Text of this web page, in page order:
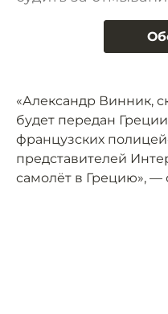
«Александр Винник,
будет передан
французских
представителей
самолёт в Грецию», —